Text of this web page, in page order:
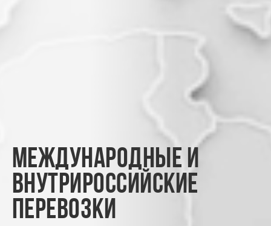
Международные и
внутрироссийские
перевозки